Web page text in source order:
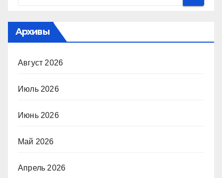
Архивы
Август 2026
Июль 2026
Июнь 2026
Май 2026
Апрель 2026